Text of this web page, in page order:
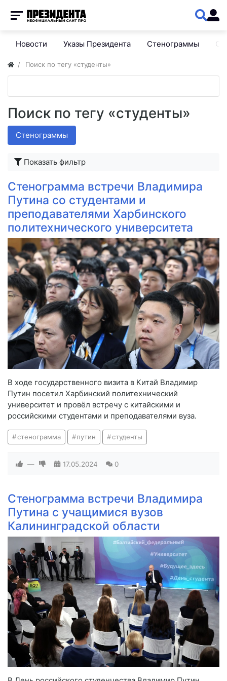
Новости Указы Президента Стенограммы
Поиск по тегу «студенты»
Поиск по тегу «студенты»
Стенограммы
Показать фильтр
Стенограмма встречи Владимира
Путина со студентами и
преподавателями Харбинского
политехнического университета
В ходе государственного визита в Китай Владимир
Путин посетил Харбинский политехнический
университет и провёл встречу с китайскими и
российскими студентами и преподавателями вуза.
стенограмма путин студенты
— 17.05.2024 0
Стенограмма встречи Владимира
Путина с учащимися вузов
Калининградской области